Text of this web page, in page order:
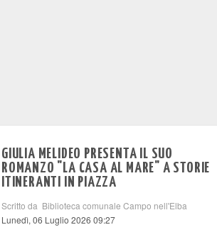
GIULIA MELIDEO PRESENTA IL SUO
ROMANZO "LA CASA AL MARE" A STORIE
ITINERANTI IN PIAZZA
Scritto da Biblioteca comunale Campo nell'Elba
Lunedì, 06 Luglio 2026 09:27